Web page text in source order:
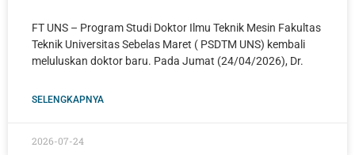
FT UNS – Program Studi Doktor Ilmu Teknik Mesin Fakultas
Teknik Universitas Sebelas Maret ( PSDTM UNS) kembali
meluluskan doktor baru. Pada Jumat (24/04/2026), Dr.
SELENGKAPNYA
2026-07-24